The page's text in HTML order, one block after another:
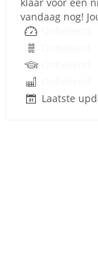
vandaag nog!
Laatste